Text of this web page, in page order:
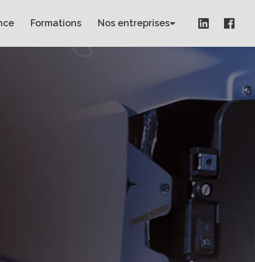
Formations Nos entreprises